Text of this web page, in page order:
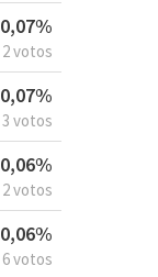
0,07%
2 votos
0,07%
3 votos
0,06%
2 votos
0,06%
6 votos